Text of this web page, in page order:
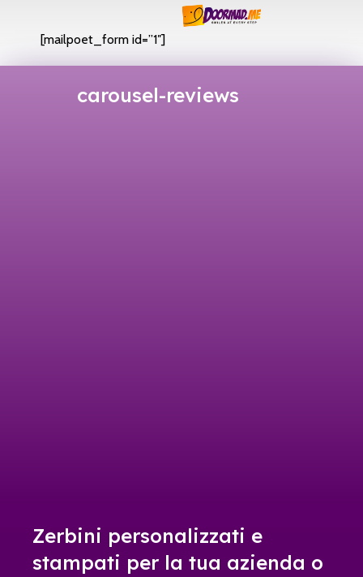
[mailpoet_form id=”1″]
carousel-reviews
Zerbini personalizzati e
stampati per la tua azienda o